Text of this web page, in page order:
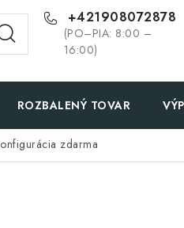
+421908072878
(PO–PIA: 8:00 –
16:00)
ROZBALENÝ TOVAR
zdarma